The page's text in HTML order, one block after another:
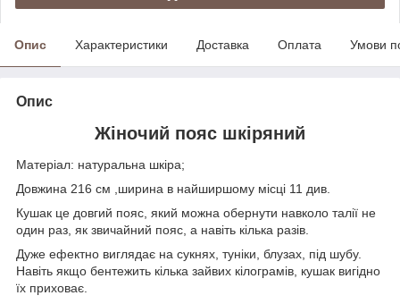
Опис Характеристики Доставка Оплата Умови
Опис
Жіночий пояс шкіряний
Матеріал: натуральна шкіра;
Довжина 216 см ,ширина в найширшому місці 11 див.
Кушак це довгий пояс, який можна обернути навколо талії не
один раз, як звичайний пояс, а навіть кілька разів.
Дуже ефектно виглядає на сукнях, туніки, блузах, під шубу.
Навіть якщо бентежить кілька зайвих кілограмів, кушак вигідно
їх приховає.